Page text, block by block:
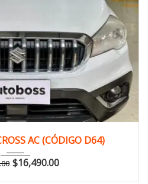
144,000 km
AC (CÓDIGO D64)
$16,490.00